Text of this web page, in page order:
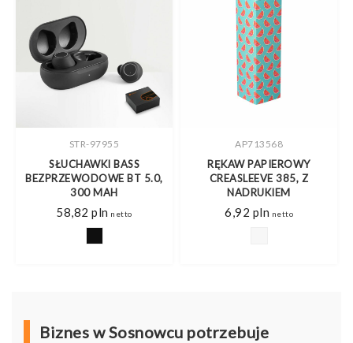
AP713568
RĘKAW PAPIEROWY
CREASLEEVE 385, Z
NADRUKIEM
6,92 pln netto
AP791326
BRELOK OTWIERACZ
FRANKEN, W KSZTAŁCIE
GITARY
0,85 pln netto
Biznes w Sosnowcu potrzebuje